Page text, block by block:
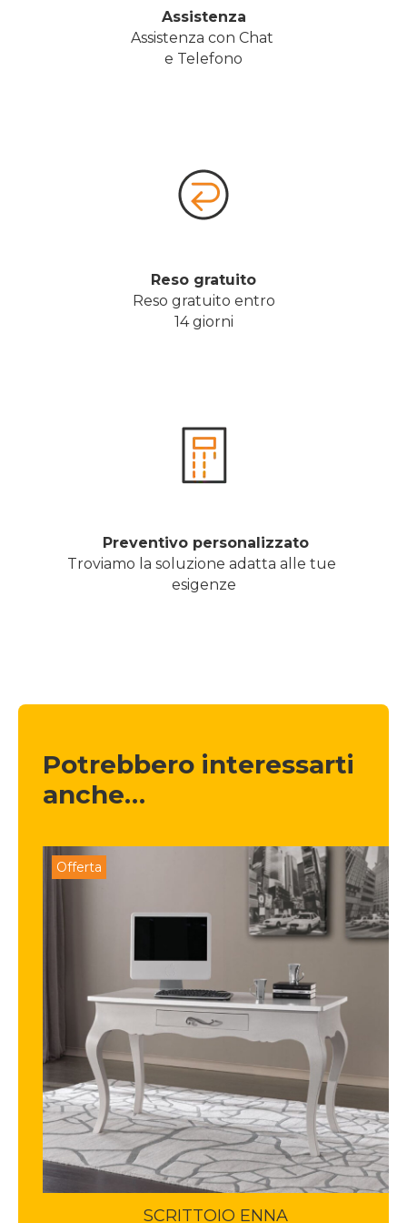
Assistenza
Assistenza con Chat
e Telefono
Reso gratuito
Reso gratuito entro
14 giorni
Preventivo personalizzato
Troviamo la soluzione adatta alle tue
esigenze
Potrebbero interessarti
anche…
Offerta
SCRITTOIO ENNA